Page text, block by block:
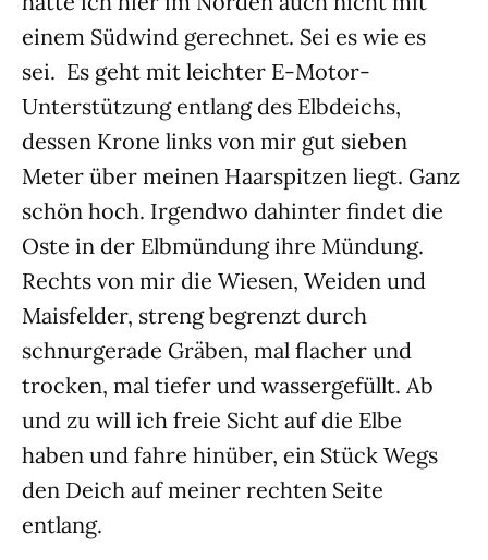
einem Südwind gerechnet. Sei es wie es
sei. Es geht mit leichter E-Motor-
Unterstützung entlang des Elbdeichs,
dessen Krone links von mir gut sieben
Meter über meinen Haarspitzen liegt. Ganz
schön hoch. Irgendwo dahinter findet die
Oste in der Elbmündung ihre Mündung.
Rechts von mir die Wiesen, Weiden und
Maisfelder, streng begrenzt durch
schnurgerade Gräben, mal flacher und
trocken, mal tiefer und wassergefüllt. Ab
und zu will ich freie Sicht auf die Elbe
haben und fahre hinüber, ein Stück Wegs
den Deich auf meiner rechten Seite
entlang.